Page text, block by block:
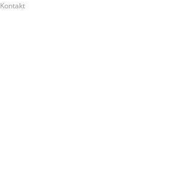
Kontakt